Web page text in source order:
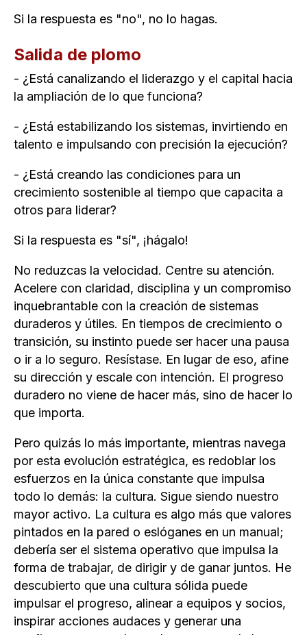
Si la respuesta es "no", no lo hagas.
Salida de plomo
- ¿Está canalizando el liderazgo y el capital hacia
la ampliación de lo que funciona?
- ¿Está estabilizando los sistemas, invirtiendo en
talento e impulsando con precisión la ejecución?
- ¿Está creando las condiciones para un
crecimiento sostenible al tiempo que capacita a
otros para liderar?
Si la respuesta es "sí", ¡hágalo!
No reduzcas la velocidad. Centre su atención.
Acelere con claridad, disciplina y un compromiso
inquebrantable con la creación de sistemas
duraderos y útiles. En tiempos de crecimiento o
transición, su instinto puede ser hacer una pausa
o ir a lo seguro. Resístase. En lugar de eso, afine
su dirección y escale con intención. El progreso
duradero no viene de hacer más, sino de hacer lo
que importa.
Pero quizás lo más importante, mientras navega
por esta evolución estratégica, es redoblar los
esfuerzos en la única constante que impulsa
todo lo demás: la cultura. Sigue siendo nuestro
mayor activo. La cultura es algo más que valores
pintados en la pared o eslóganes en un manual;
debería ser el sistema operativo que impulsa la
forma de trabajar, de dirigir y de ganar juntos. He
descubierto que una cultura sólida puede
impulsar el progreso, alinear a equipos y socios,
inspirar acciones audaces y generar una